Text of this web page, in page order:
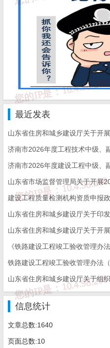
书面授权书或授权不符合规
法定代表人（实际控制人、
同）直接承担项目违法违规
项目“三方一把手”应
任承诺书》《建设工程安全
第五条 市、区县（功
项目“三方一把手”到岗履职
第二章
第六条 记分评价以项
把手”为基本对象，项目得
分。
第七条 市住房城乡建
分管理平台，负责相应的业
期发布记分结果。有关单位
平台上查询记分有关信息。
最近发表
济南市2026年度建设工程中级、
建设工程质量检测机构资质申报政
《铁路建设工程竣工验收管理办
信息统计
文章总数:1640
页面总数:10